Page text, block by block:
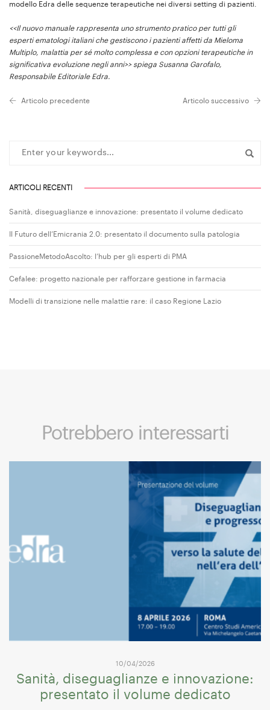
modello Edra delle sequenze terapeutiche nei diversi setting di pazienti.
<<Il nuovo manuale rappresenta uno strumento pratico per tutti gli
esperti ematologi italiani che gestiscono i pazienti affetti da Mieloma
Multiplo, malattia per sé molto complessa e con opzioni terapeutiche in
significativa evoluzione negli anni>> spiega Susanna Garofalo,
Responsabile Editoriale Edra.
Articolo precedente Articolo successivo
ARTICOLI RECENTI
Sanità, diseguaglianze e innovazione: presentato il volume dedicato
Il Futuro dell’Emicrania 2.0: presentato il documento sulla patologia
PassioneMetodoAscolto: l’hub per gli esperti di PMA
Cefalee: progetto nazionale per rafforzare gestione in farmacia
Modelli di transizione nelle malattie rare: il caso Regione Lazio
Potrebbero interessarti
10/04/2026
Sanità, diseguaglianze e innovazione:
presentato il volume dedicato